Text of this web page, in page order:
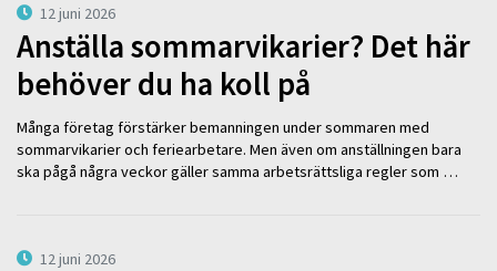
12 juni 2026
Anställa sommarvikarier? Det här
behöver du ha koll på
Många företag förstärker bemanningen under sommaren med
sommarvikarier och feriearbetare. Men även om anställningen bara
ska pågå några veckor gäller samma arbetsrättsliga regler som …
12 juni 2026